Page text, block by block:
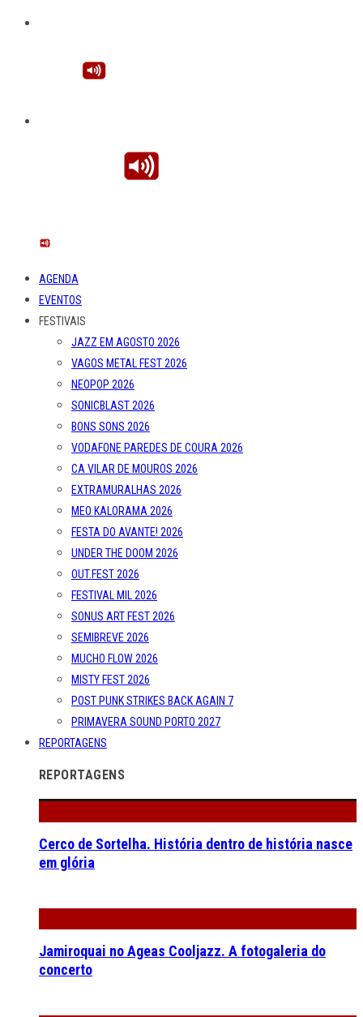
AGENDA
EVENTOS
FESTIVAIS
JAZZ EM AGOSTO 2026
VAGOS METAL FEST 2026
NEOPOP 2026
SONICBLAST 2026
BONS SONS 2026
VODAFONE PAREDES DE COURA 2026
CA VILAR DE MOUROS 2026
EXTRAMURALHAS 2026
MEO KALORAMA 2026
FESTA DO AVANTE! 2026
UNDER THE DOOM 2026
OUT.FEST 2026
FESTIVAL MIL 2026
SONUS ART FEST 2026
SEMIBREVE 2026
MUCHO FLOW 2026
MISTY FEST 2026
POST PUNK STRIKES BACK AGAIN 7
PRIMAVERA SOUND PORTO 2027
REPORTAGENS
REPORTAGENS
Cerco de Sortelha. História dentro de história nasce
em glória
Jamiroquai no Ageas Cooljazz. A fotogaleria do
concerto